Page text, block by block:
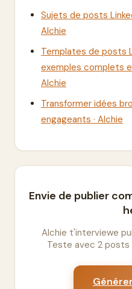
Sujets de posts
Alchie
Templates de posts
exemples complets
Alchie
Transformer idées
engageants · Alchie
Envie de publier
Alchie t'interviewe
Teste avec 2 posts